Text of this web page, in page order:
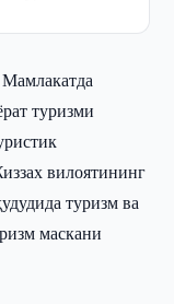
Мамлакатда
туризми
вилоятининг
туризм ва
маскани